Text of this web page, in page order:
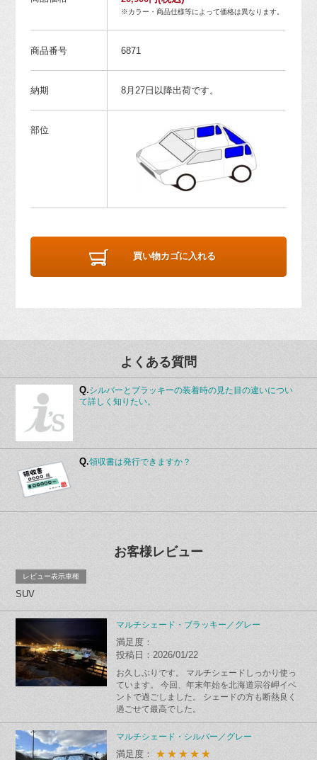
※カラー・商品仕様等によって価格は異なります。
商品番号 6871
納期 8月27日以降出荷です。
部位
買い物カゴに入れる
よくある質問
Q.シルバーとブラッキーの装着時の見た目の違いについ
て詳しく知りたい。
Q.領収書は発行できますか？
お客様レビュー
レビュー表示車種
SUV
マルチシェード・ブラッキー／グレー
満足度：
投稿日：2026/01/22
お久しぶりです。 マルチシェードしっかり使っ
ています。 今回、年末年始を北海道宗谷岬イベ
ントで過ごしました。 シェードの方も断熱良く
過ごせて最高でした。
マルチシェード・シルバー／グレー
満足度： ★★★★★